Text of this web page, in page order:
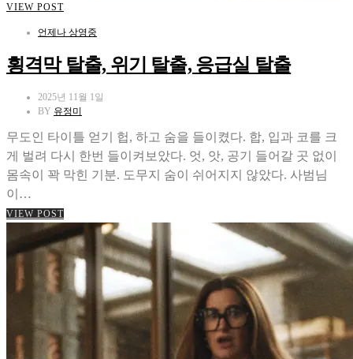
VIEW POST
언제나 상영중
횡격막 탈출, 위기 탈출, 응급실 탈출
2025년 11월 1일
BY 유정미
무도인 타이틀 얻기 헙, 하고 숨을 들이켰다. 합, 입과 코를 크
게 벌려 다시 한번 들이켜보았다. 엇, 앗, 공기 들어갈 곳 없이
몸속이 꽉 막힌 기분. 도무지 숨이 쉬어지지 않았다. 사범님
이…
VIEW POST